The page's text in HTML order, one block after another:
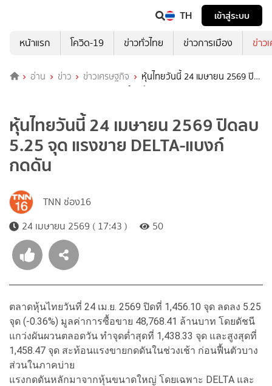
TH
เข้าสู่ระบบ
หน้าแรก
โควิด-19 ข่าวทั่วไทย ข่าวการเมือง ข่าว
อ่าน ข่าว ข่าวเศรษฐกิจ
หุ้นไทยวันนี้ 24 เมษายน 2569 ปิด
ลบ 5.25 จุด แรงขาย DELTA-แบงก์กดดัน
หุ้นไทยวันนี้ 24 เมษายน 2569 ปิดลบ
5.25 จุด แรงขาย DELTA-แบงก์
กดดัน
TNN ช่อง16
24 เมษายน 2569 ( 17:43 )
50
ตลาดหุ้นไทยวันที่ 24 เม.ย. 2569 ปิดที่ 1,456.10 จุด ลดลง 5.25
จุด (-0.36%) มูลค่าการซื้อขาย 48,768.41 ล้านบาท โดยดัชนี
แกว่งผันผวนตลอดวัน ทำจุดต่ำสุดที่ 1,438.33 จุด และสูงสุดที่
1,458.47 จุด สะท้อนแรงขายกดดันในช่วงเช้า ก่อนฟื้นตัวบาง
ส่วนในภาคบ่าย
แรงกดดันหลักมาจากหุ้นขนาดใหญ่ โดยเฉพาะ DELTA และ